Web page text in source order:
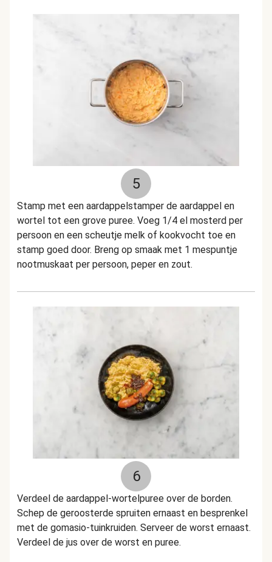
5
Stamp met een aardappelstamper de aardappel en
wortel tot een grove puree. Voeg 1/4 el mosterd per
persoon en een scheutje melk of kookvocht toe en
stamp goed door. Breng op smaak met 1 mespuntje
nootmuskaat per persoon, peper en zout.
6
Verdeel de aardappel-wortelpuree over de borden.
Schep de geroosterde spruiten ernaast en besprenkel
met de gomasio-tuinkruiden. Serveer de worst ernaast.
Verdeel de jus over de worst en puree.